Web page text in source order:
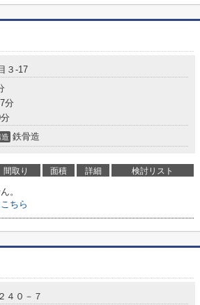
３-17
分
鉄骨造
間取り 面積 詳細 検討リスト
。
ちら
４０－７